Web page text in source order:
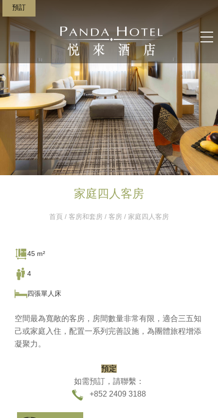
預訂
家庭四人客房
首頁 / 客房和套房 / 客房 / 家庭四人客房
45 m²
4
四張單人床
空間最為寬敞的客房，房間數量非常有限，適合三五知
己或家庭入住，配置一系列完善設施，為團體旅程增添
凝聚力。
預定
如需預訂，請聯繫：
+852 2409 3188